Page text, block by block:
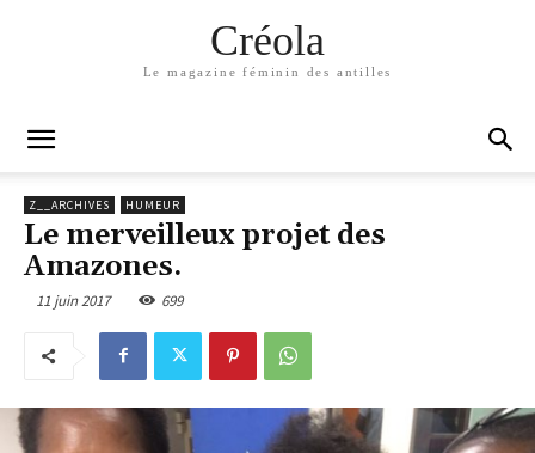
Créola
Le magazine féminin des antilles
Z__ARCHIVES HUMEUR
Le merveilleux projet des
Amazones.
11 juin 2017 699